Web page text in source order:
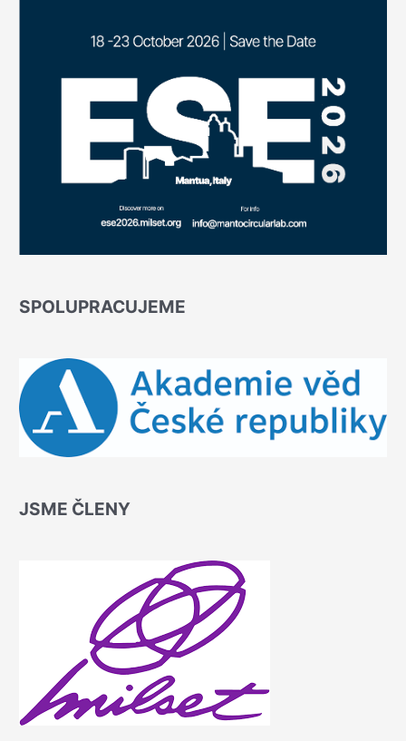
SPOLUPRACUJEME
JSME ČLENY